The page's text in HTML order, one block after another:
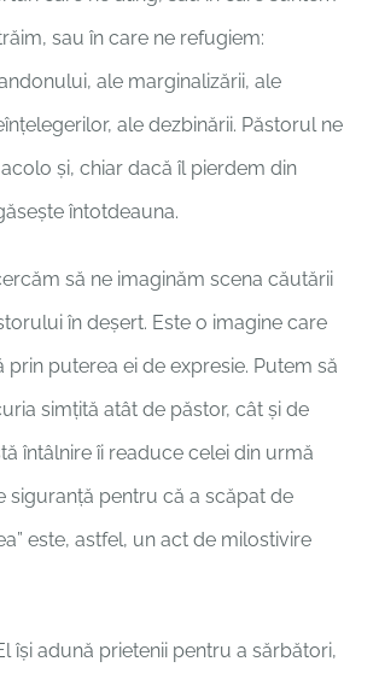
sau în care ne refugiem:
ale marginalizării, ale
ale dezbinării. Păstorul ne
și, chiar dacă îl pierdem din
întotdeauna.
să ne imaginăm scena căutării
în deșert. Este o imagine care
prin puterea ei de expresie. Putem să
simțită atât de păstor, cât și de
întâlnire îi readuce celei din urmă
siguranță pentru că a scăpat de
este, astfel, un act de milostivire
își adună prietenii pentru a sărbători,